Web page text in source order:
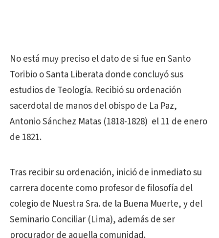
No está muy preciso el dato de si fue en Santo
Toribio o Santa Liberata donde concluyó sus
estudios de Teología. Recibió su ordenación
sacerdotal de manos del obispo de La Paz,
Antonio Sánchez Matas (1818-1828) el 11 de enero
de 1821.
Tras recibir su ordenación, inició de inmediato su
carrera docente como profesor de filosofía del
colegio de Nuestra Sra. de la Buena Muerte, y del
Seminario Conciliar (Lima), además de ser
procurador de aquella comunidad.